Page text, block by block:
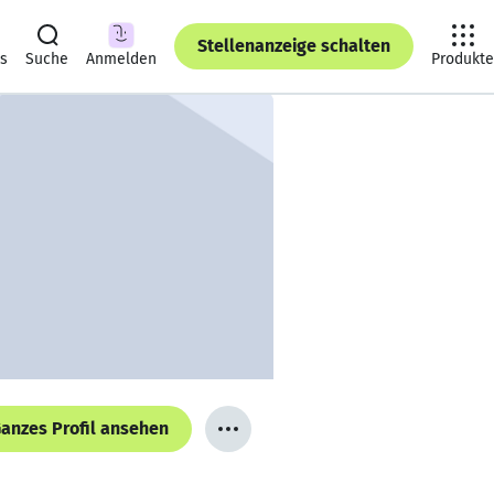
Suche Anmelden
Stellenanzeige schalten
Produkte
Profil ansehen